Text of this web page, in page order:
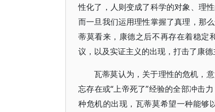
性化了，人则变成了科学的对象、理
而一旦我们运用理性掌握了真理，那
蒂莫看来，康德之后不再存在着稳定
议，以及实证主义的出现，打击了康德
瓦蒂莫认为，关于理性的危机，
忘存在或“上帝死了”经验的全部冲击
种危机的出现，瓦蒂莫希望一种能够